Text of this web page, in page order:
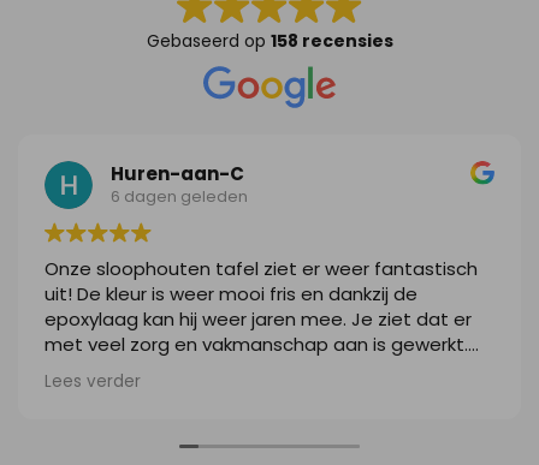
Gebaseerd op 158 recensies
Huren-aan-C
6 dagen geleden
Onze sloophouten tafel ziet er weer fantastisch
uit! De kleur is weer mooi fris en dankzij de
epoxylaag kan hij weer jaren mee. Je ziet dat er
met veel zorg en vakmanschap aan is gewerkt.
We zijn ontzettend blij met het resultaat. Heel erg
bedankt!!!
Lees verder